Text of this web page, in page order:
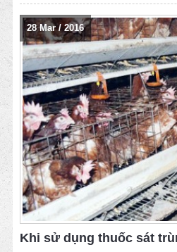
28 Mar/2016
Khi sử dụng thuốc sát